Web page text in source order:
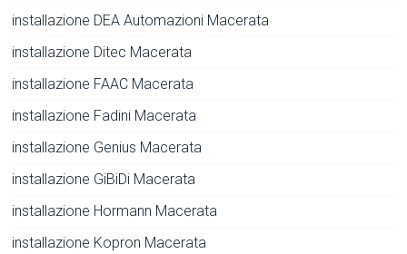
installazione DEA Automazioni Macerata
installazione Ditec Macerata
installazione FAAC Macerata
installazione Fadini Macerata
installazione Genius Macerata
installazione GiBiDi Macerata
installazione Hormann Macerata
installazione Kopron Macerata